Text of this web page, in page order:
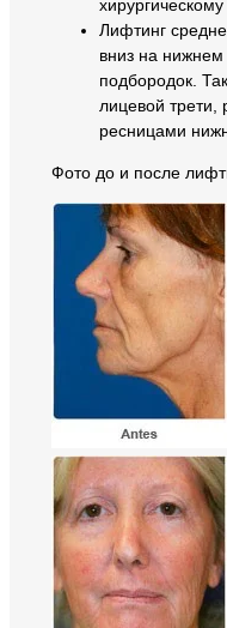
Лифтинг
вниз на
подбородок.
лицевой трети,
ресницами
Фото до и после